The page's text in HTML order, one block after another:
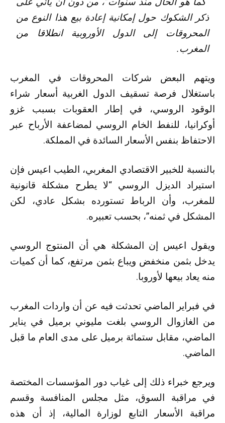
ذكر الشكوك حول إمكانية إعادة بيع هذا النوع من
المحروقات إلى الدول الأوروبية انطلاقا من
المغرب.
ويتهم البعض شركات المحروقات في المغرب
باستغلال فرصة تسقيف الدول الغربية أسعار شراء
الوقود الروسي، في إطار العقوبات بسبب غزو
أوكرانيا، للنفط الخام الروسي لمضاعفة الأرباح عبر
الاحتفاظ بنفس الأسعار السائدة في المملكة.
بالنسبة للخبير الاقتصادي المغربي، الطيب اعيس فإن
استيراد الديزل الروسي “لا يطرح مشكلة قانونية
للمغرب، وأن الرباط تستورده بشكل عادي، لكن
المشكل في ثمنه”، بحسب تعبيره.
ويقول اعيس إن المشكلة هي أن المنتوج الروسي
يدخل بثمن منخفض ويباع بثمن مرتفع، كما أن كميات
منه يعاد بيعها لأوروبا.
في فبراير الماضي تحدثت فيه عن أن واردات المغرب
من الغازوال الروسي بلغت مليوني برميل في يناير
الماضي، مقابل ستمائة برميل على مدى العام ما قبل
الماضي.
ويرجع خبراء ذلك إلى غياب دور المؤسسات المختصة
في مراقبة السوق، مثل مجلس المنافسة وقسم
مراقبة الأسعار التابع لوزارة المالية، إذ أن هذه